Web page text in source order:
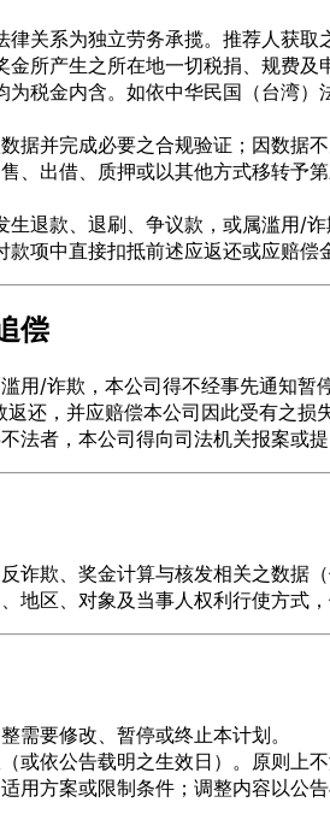
关系为独立劳务承揽。推荐人获取
金所产生之所在地一切税捐、规费及
为税金内含。如依中华民国（台湾
据并完成必要之合规验证；因数据
、出借、质押或以其他方式移转予
退款、退刷、争议款，或属滥用/
项中直接扣抵前述应返还或应赔偿
偿
用/诈欺，本公司得不经事先通知暂
还，并应赔偿本公司因此受有之
法者，本公司得向司法机关报案或提
诈欺、奖金计算与核发相关之数据
地区、对象及当事人权利行使方式
需要修改、暂停或终止本计划。
或依公告载明之生效日）。原则上
用方案或限制条件；调整内容以公告